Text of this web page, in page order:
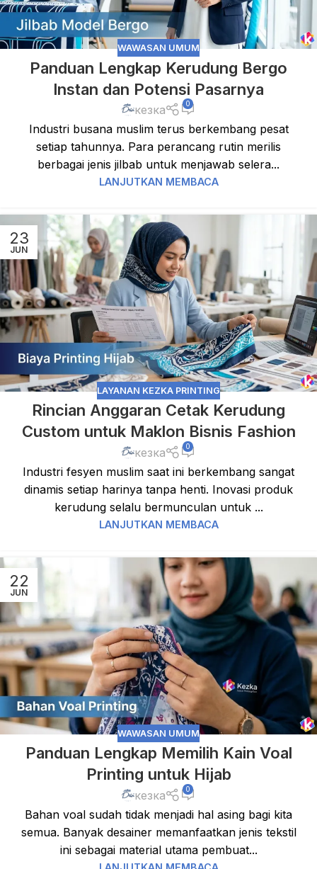
WAWASAN UMUM
Panduan Lengkap Kerudung Bergo
Instan dan Potensi Pasarnya
кезка 0
Industri busana muslim terus berkembang pesat
setiap tahunnya. Para perancang rutin merilis
berbagai jenis jilbab untuk menjawab selera...
LANJUTKAN MEMBACA
23
JUN
LAYANAN KEZKA PRINTING
Rincian Anggaran Cetak Kerudung
Custom untuk Maklon Bisnis Fashion
кезка 0
Industri fesyen muslim saat ini berkembang sangat
dinamis setiap harinya tanpa henti. Inovasi produk
kerudung selalu bermunculan untuk ...
LANJUTKAN MEMBACA
22
JUN
WAWASAN UMUM
Panduan Lengkap Memilih Kain Voal
Printing untuk Hijab
кезка 0
Bahan voal sudah tidak menjadi hal asing bagi kita
semua. Banyak desainer memanfaatkan jenis tekstil
ini sebagai material utama pembuat...